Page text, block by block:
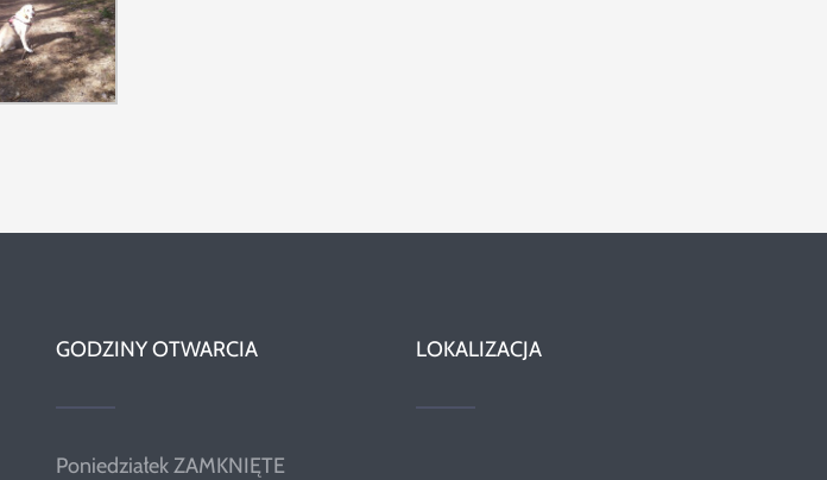
GODZINY OTWARCIA
Poniedziałek ZAMKNIĘTE
LOKALIZACJA